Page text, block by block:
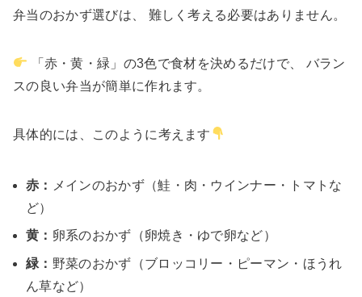
弁当のおかず選びは、 難しく考える必要はありません。
「赤・黄・緑」の3色で食材を決めるだけで、 バラン
スの良い弁当が簡単に作れます。
具体的には、このように考えます
赤：
メインのおかず（鮭・肉・ウインナー・トマトな
ど）
黄： 卵系のおかず（卵焼き・ゆで卵など）
緑： 野菜のおかず（ブロッコリー・ピーマン・ほうれ
ん草など）